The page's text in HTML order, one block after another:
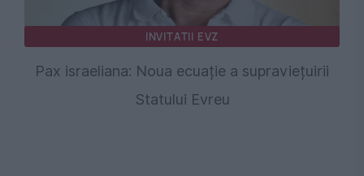
INVITATII EVZ
Pax israeliana: Noua ecuație a supraviețuirii
Statului Evreu